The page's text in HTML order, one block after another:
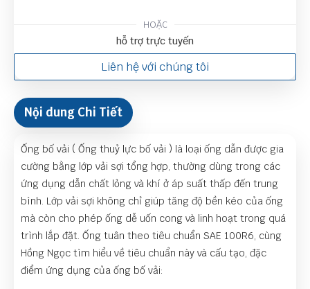
HOẶC
hỗ trợ trực tuyến
Liên hệ với chúng tôi
Nội dung Chi Tiết
Ống bố vải ( Ống thuỷ lực bố vải ) là loại ống dẫn được gia
cường bằng lớp vải sợi tổng hợp, thường dùng trong các
ứng dụng dẫn chất lỏng và khí ở áp suất thấp đến trung
bình. Lớp vải sợi không chỉ giúp tăng độ bền kéo của ống
mà còn cho phép ống dễ uốn cong và linh hoạt trong quá
trình lắp đặt. Ống tuân theo tiêu chuẩn SAE 100R6, cùng
Hồng Ngọc tìm hiểu về tiêu chuẩn này và cấu tạo, đặc
điểm ứng dụng của ống bố vải: